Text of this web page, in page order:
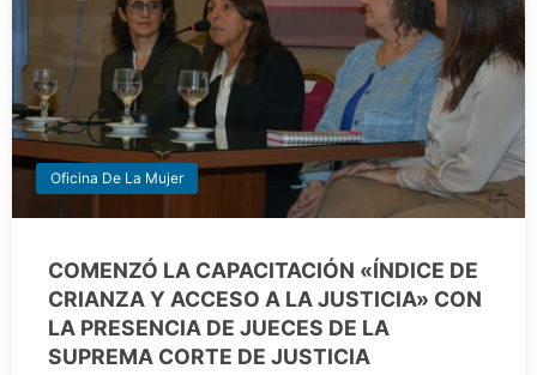
Oficina De La Mujer
COMENZÓ LA CAPACITACIÓN «ÍNDICE DE
CRIANZA Y ACCESO A LA JUSTICIA» CON
LA PRESENCIA DE JUECES DE LA
SUPREMA CORTE DE JUSTICIA